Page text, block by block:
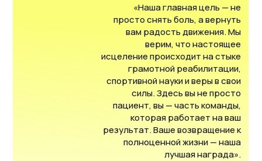
«Наша главная цель — не
просто снять боль, а вернуть
вам радость движения. Мы
верим, что настоящее
исцеление происходит на стыке
грамотной реабилитации,
спортивной науки и веры в свои
силы. Здесь вы не просто
пациент, вы — часть команды,
которая работает на ваш
результат. Ваше возвращение к
полноценной жизни — наша
лучшая награда».